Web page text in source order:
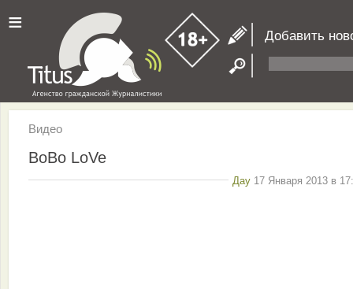
≡ Добавить
Видео
BoBo LoVe
Дау 17 Января 2013 в